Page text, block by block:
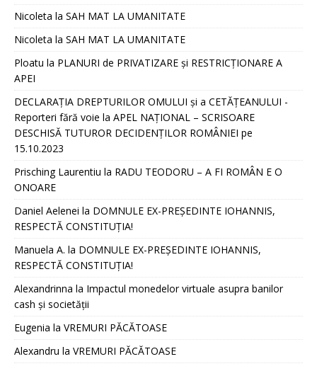
Nicoleta la SAH MAT LA UMANITATE
Nicoleta la SAH MAT LA UMANITATE
Ploatu la PLANURI de PRIVATIZARE și RESTRICȚIONARE A
APEI
DECLARAȚIA DREPTURILOR OMULUI și a CETĂȚEANULUI -
Reporteri fără voie la APEL NAȚIONAL – SCRISOARE
DESCHISĂ TUTUROR DECIDENȚILOR ROMÂNIEI pe
15.10.2023
Prisching Laurentiu la RADU TEODORU – A FI ROMÂN E O
ONOARE
Daniel Aelenei la DOMNULE EX-PREȘEDINTE IOHANNIS,
RESPECTĂ CONSTITUȚIA!
Manuela A. la DOMNULE EX-PREȘEDINTE IOHANNIS,
RESPECTĂ CONSTITUȚIA!
Alexandrinna la Impactul monedelor virtuale asupra banilor
cash și societății
Eugenia la VREMURI PĂCĂTOASE
Alexandru la VREMURI PĂCĂTOASE